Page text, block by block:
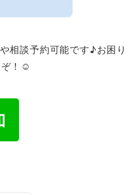
相談予約可能です♪お困り
ぞ！☺